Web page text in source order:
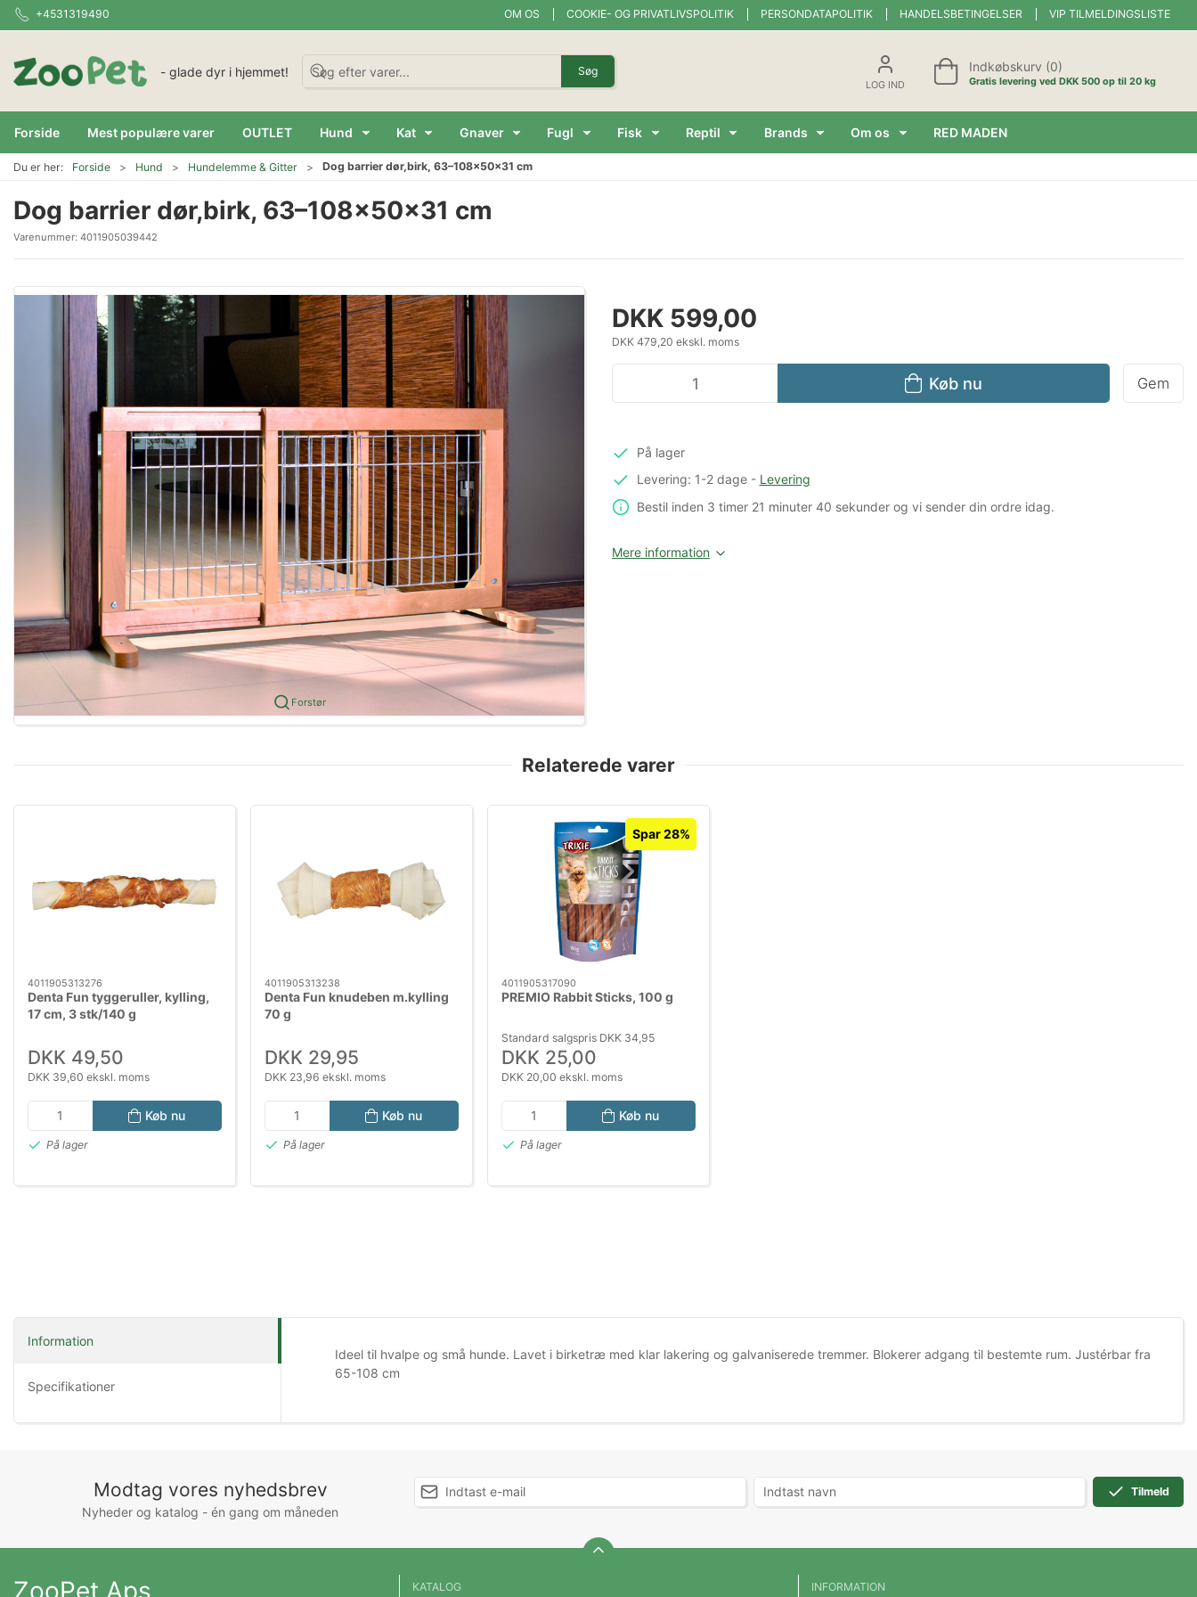
+4531319490 OM OS COOKIE- OG PRIVATLIVSPOLITIK PERSONDATAPOLITIK HANDELSBETINGELSER VIP TILMELDINGSLISTE
- glade dyr i hjemmet! Søg
LOG IND
Indkøbskurv (0)
Gratis levering ved DKK 500 op til 20 kg
Forside Mest populære varer OUTLET Hund Kat Gnaver Fugl Fisk Reptil Brands Om os RED MADEN
Du er her: Forside Hund Hundelemme & Gitter Dog barrier dør,birk, 63–108×50×31 cm
Dog barrier dør,birk, 63–108×50×31 cm
Varenummer: 4011905039442
Forstør
DKK 599,00
DKK 479,20 ekskl. moms
Køb nu Gem
På lager
Levering: 1-2 dage- Levering
Bestil inden 3 timer21 minuter39 sekunderog vi sender din ordre idag.
Mere information
Relaterede varer
4011905313276
Denta Fun tyggeruller, kylling,
17 cm, 3 stk/140 g
DKK 49,50
DKK 39,60 ekskl. moms
Køb nu
På lager
4011905313238
Denta Fun knudeben m.kylling
70 g
DKK 29,95
DKK 23,96 ekskl. moms
Køb nu
På lager
Spar 28%
4011905317090
PREMIO Rabbit Sticks, 100 g
Standard salgspris DKK 34,95
DKK 25,00
DKK 20,00 ekskl. moms
Køb nu
På lager
Information
Specifikationer
Ideel til hvalpe og små hunde. Lavet i birketræ med klar lakering og galvaniserede tremmer. Blokerer adgang til bestemte rum. Justérbar fra
65-108 cm
Modtag vores nyhedsbrev
Nyheder og katalog - én gang om måneden
Tilmeld
ZooPet Aps KATALOG INFORMATION